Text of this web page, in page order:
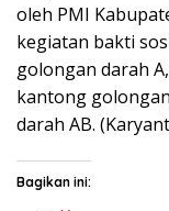
oleh PMI
kegiatan bakti
golongan darah
kantong
darah AB.
Bagikan ini: